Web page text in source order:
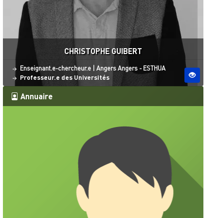
CHRISTOPHE GUIBERT
Statut
Enseignant.e-chercheur.e Site ESO
AngersAngers - ESTHUA
Professeur.e des Universités
Annuaire